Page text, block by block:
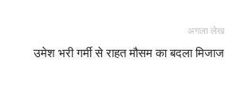
अगला लेख
उमेश भरी गर्मी से राहत मौसम का बदला मिजाज